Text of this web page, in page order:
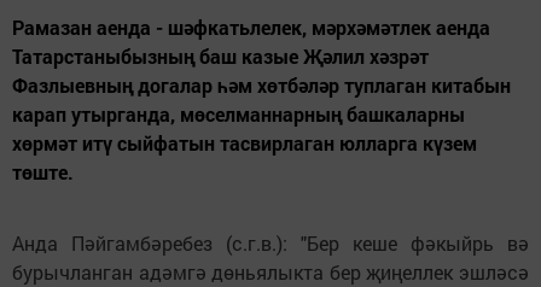
Рамазан аенда - шәфкатьлелек, мәрхәмәтлек аенда
Татарстаныбызның баш казые Җәлил хәзрәт
Фазлыевның догалар һәм хөтбәләр туплаган китабын
карап утырганда, мөселманнарның башкаларны
хөрмәт итү сыйфатын тасвирлаган юлларга күзем
төште.
Анда Пәйгамбәребез (с.г.в.): "Бер кеше фәкыйрь вә
бурычланган адәмгә дөньялыкта бер җиңеллек эшләсә